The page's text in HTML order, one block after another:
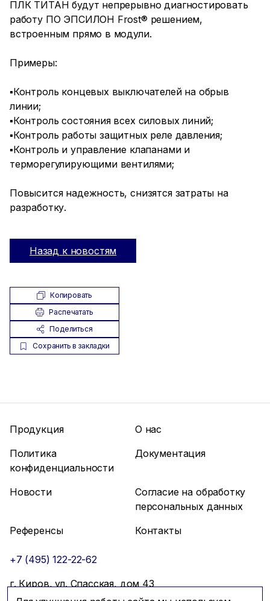
ПЛК ТИТАН будут непрерывно диагностировать
работу ПО ЭПСИЛОН Frost® решением,
встроенным прямо в модули.
Примеры:
▪️Контроль концевых выключателей на обрыв
линии;
▪️Контроль состояния всех силовых линий;
▪️Контроль работы защитных реле давления;
▪️Контроль и управление клапанами и
терморегулирующими вентилями;
Повысится надежность, снизятся затраты на
разработку.
Назад к новостям
Копировать
Распечатать
Поделиться
Сохранить в закладки
Продукция
О нас
Политика
конфиденциальности
Документация
Новости
Согласие на обработку
персональных данных
Референсы
Контакты
+7 (495) 122-22-62
г. Киров, ул. Спасская, дом 43